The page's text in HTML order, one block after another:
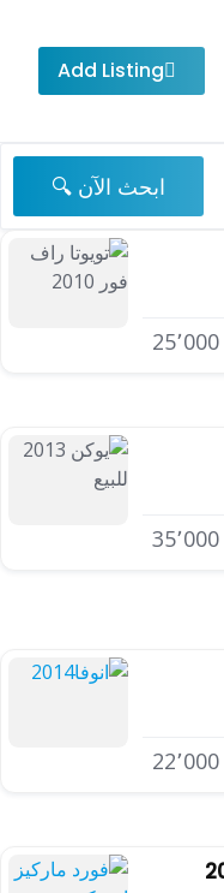
Add Listing
ابحث الآن 🔍
25٬000
35٬000
22٬000